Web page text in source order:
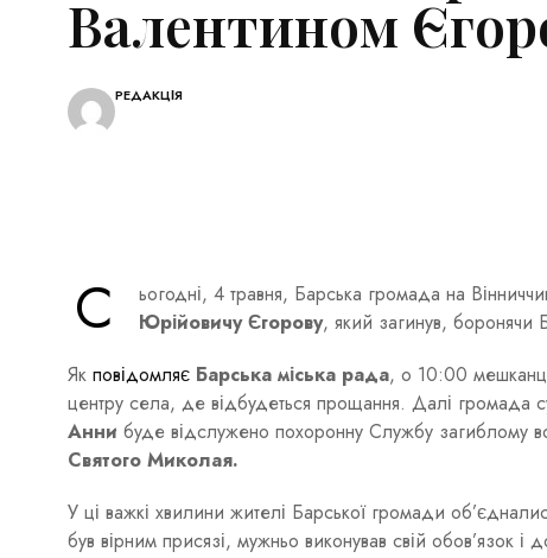
Валентином
РЕДАКЦІЯ
С ьогодні, 4 травня, Барська громада на
Юрійовичу Єгорову, який загинув, боронячи
Як повідомляє Барська міська рада, о 10:00
центру села, де відбудеться прощання. Далі громада
Анни буде відслужено похоронну Службу загиблому
Святого Миколая.
У ці важкі хвилини жителі Барської громади
був вірним присязі, мужньо виконував свій обов’язок